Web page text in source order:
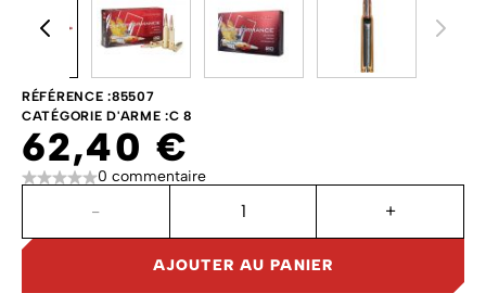
RÉFÉRENCE :85507
CATÉGORIE D'ARME :C 8
62,40 €
0 commentaire
- +
AJOUTER AU PANIER